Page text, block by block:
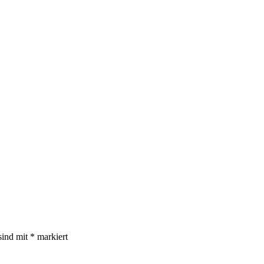
mit * markiert